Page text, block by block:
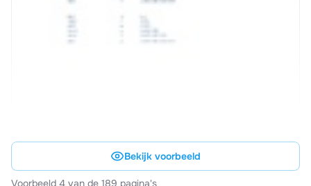
Bekijk voorbeeld
Voorbeeld 4 van de 189 pagina's